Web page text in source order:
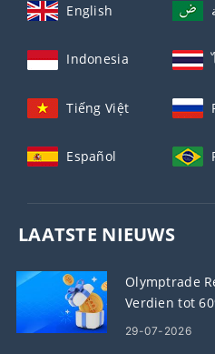
English
Indonesia
Tiếng Việt
Español
LAATSTE NIEUWS
Olymptrade
Verdien tot
verwijzingen
29-07-2026